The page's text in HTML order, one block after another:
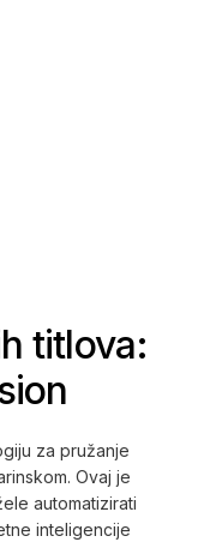
titlova:
za pružanje
Ovaj je
automatizirati
inteligencije